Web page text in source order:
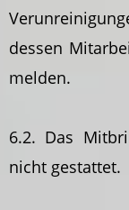
dessen
melden.
6.2. Das
nicht gestattet.